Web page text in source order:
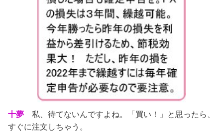
十夢 私、待てないんですよね。「買い！」と思ったら、
すぐに注文しちゃう。